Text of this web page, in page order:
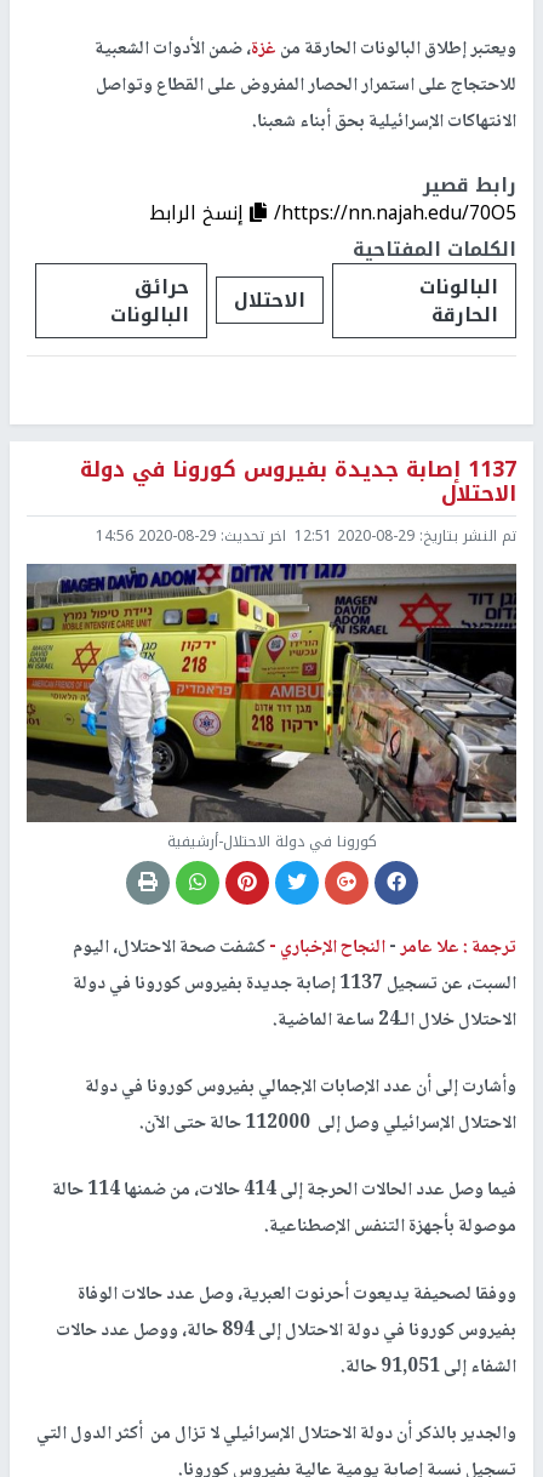
ويعتبر إطلاق البالونات الحارقة منغزة، ضمن الأدوات الشعبية
للاحتجاج على استمرار الحصار المفروض على القطاع وتواصل
الانتهاكات الإسرائيلية بحق أبناء شعبنا.
رابط قصير
https://nn.najah.edu/70O5/
إنسخ الرابط
الكلمات المفتاحية
البالونات
الحارقة الاحتلال حرائق
البالونات
1137 إصابة جديدة بفيروس كورونا في دولة
الاحتلال
تم النشر بتاريخ: 2020-08-29 12:51 اخر تحديث: 2020-08-29 14:56
كورونا في دولة الاحتلال-أرشيفية
ترجمة : علا عامر-النجاح الإخباري -كشفت صحة الاحتلال، اليوم
السبت، عن تسجيل 1137 إصابة جديدة بفيروس كورونا في دولة
الاحتلال خلال الـ24 ساعة الماضية.
وأشارت إلى أن عدد الإصابات الإجمالي بفيروس كورونا في دولة
الاحتلال الإسرائيلي وصل إلى 112000 حالة حتى الآن.
فيما وصل عدد الحالات الحرجة إلى 414 حالات، من ضمنها 114 حالة
موصولة بأجهزة التنفس الإصطناعية.
ووفقا لصحيفة يديعوت أحرنوت العبرية، وصل عدد حالات الوفاة
بفيروس كورونا في دولة الاحتلال إلى 894 حالة، ووصل عدد حالات
الشفاء إلى 91,051 حالة.
والجدير بالذكر أن دولة الاحتلال الإسرائيلي لا تزال من أكثر الدول التي
تسجيل نسبة إصابة يومية عالية بفيروس كورونا.